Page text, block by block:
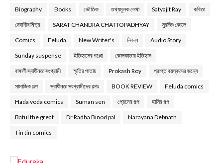
Biography Books ভৌতিক তথ্যমূলক লেখা Satyajit Ray কবিতা
দেবাশীষ মিত্র SARAT CHANDRA CHATTOPADHYAY সুরজিৎ কোলে
Comics Feluda New Writer's নিবন্ধ Audio Story
Sunday suspense ইতিহাসের গপ্পো কোলকাতার ইতিহাস
বাঙ্গালী স্বাধীনতা সংগ্রামী স্মৃতির পাতায় Prokash Roy প্রাপ্ত বয়স্কদের জন্যে
সামাজিক গল্প স্বাধীনতা সংগ্রামীদের গল্পঃ BOOK REVIEW Feluda comics
Hada voda comics Suman sen প্রেমের গল্প হাসির গল্প
Batul the great Dr Radha Binod pal Narayana Debnath
Tin tin comics